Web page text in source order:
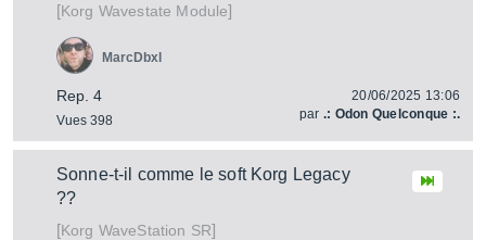
[Korg Wavestate Module]
Rep. 4
Vues 398
MarcDbxl
20/06/2025 13:06
par .: Odon Quelconque :.
Sonne-t-il comme le soft Korg Legacy
??
[Korg WaveStation SR]